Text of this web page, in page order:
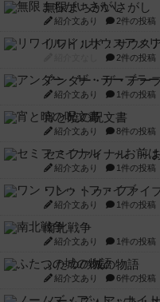
無限まちがいさがし
紹介文あり 2件の投稿
リワイルド：サウス
2件の投稿
アンダー・ザ・テー
紹介文あり 1件の投稿
宵と暁の呪文書
紹介文あり 8件の投稿
セミファイナル ～
紹介文あり 1件の投稿
ワン・トゥ・ファイ
紹介文あり 1件の投稿
南北戦争
紹介文あり 1件の投稿
ふたつの城の物語
紹介文あり 6件の投稿